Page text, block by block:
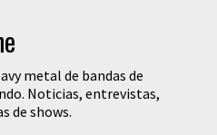
metal de bandas de
Noticias, entrevistas,
de shows.